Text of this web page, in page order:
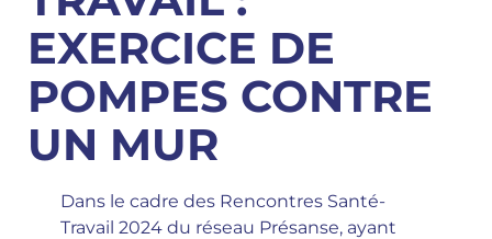
EXERCICE DE
POMPES CONTRE
UN MUR
Dans le cadre des Rencontres Santé-
Travail 2024 du réseau Présanse, ayant